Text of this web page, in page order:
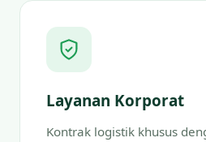
Layanan Korporat
Kontrak logistik khusus